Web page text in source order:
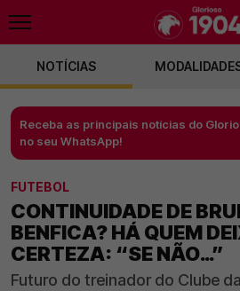
NOTÍCIAS
Receba as principais notícias do
no seu WhatsApp!
FUTEBOL
CONTINUIDADE DE
BENFICA? HÁ QUEM
CERTEZA: “SE NÃO…”
Futuro do treinador do Clube